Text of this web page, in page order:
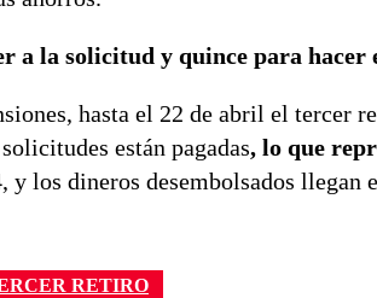
a la solicitud y quince para hacer
hasta el 22 de abril el tercer
están pagadas, lo que
y los dineros desembolsados
RETIRO